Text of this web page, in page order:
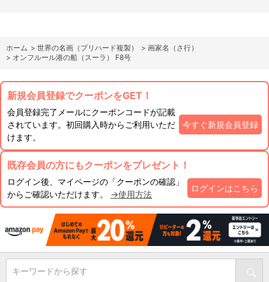
ホーム > 世界の名画（プリハード複製） > 画家名（さ行）
> オンフルール港の船（スーラ） F8号
新規会員登録でクーポンをGET！
会員登録完了メールにクーポンコードが記載
されています。初回購入時からご利用いただ
けます。
今すぐ新規会員登録
既存会員の方にもクーポンをプレゼント！
ログイン後、マイページの「クーポンの確認」
からご確認いただけます。 →使用方法
ログインはこちら
キーワードから探す